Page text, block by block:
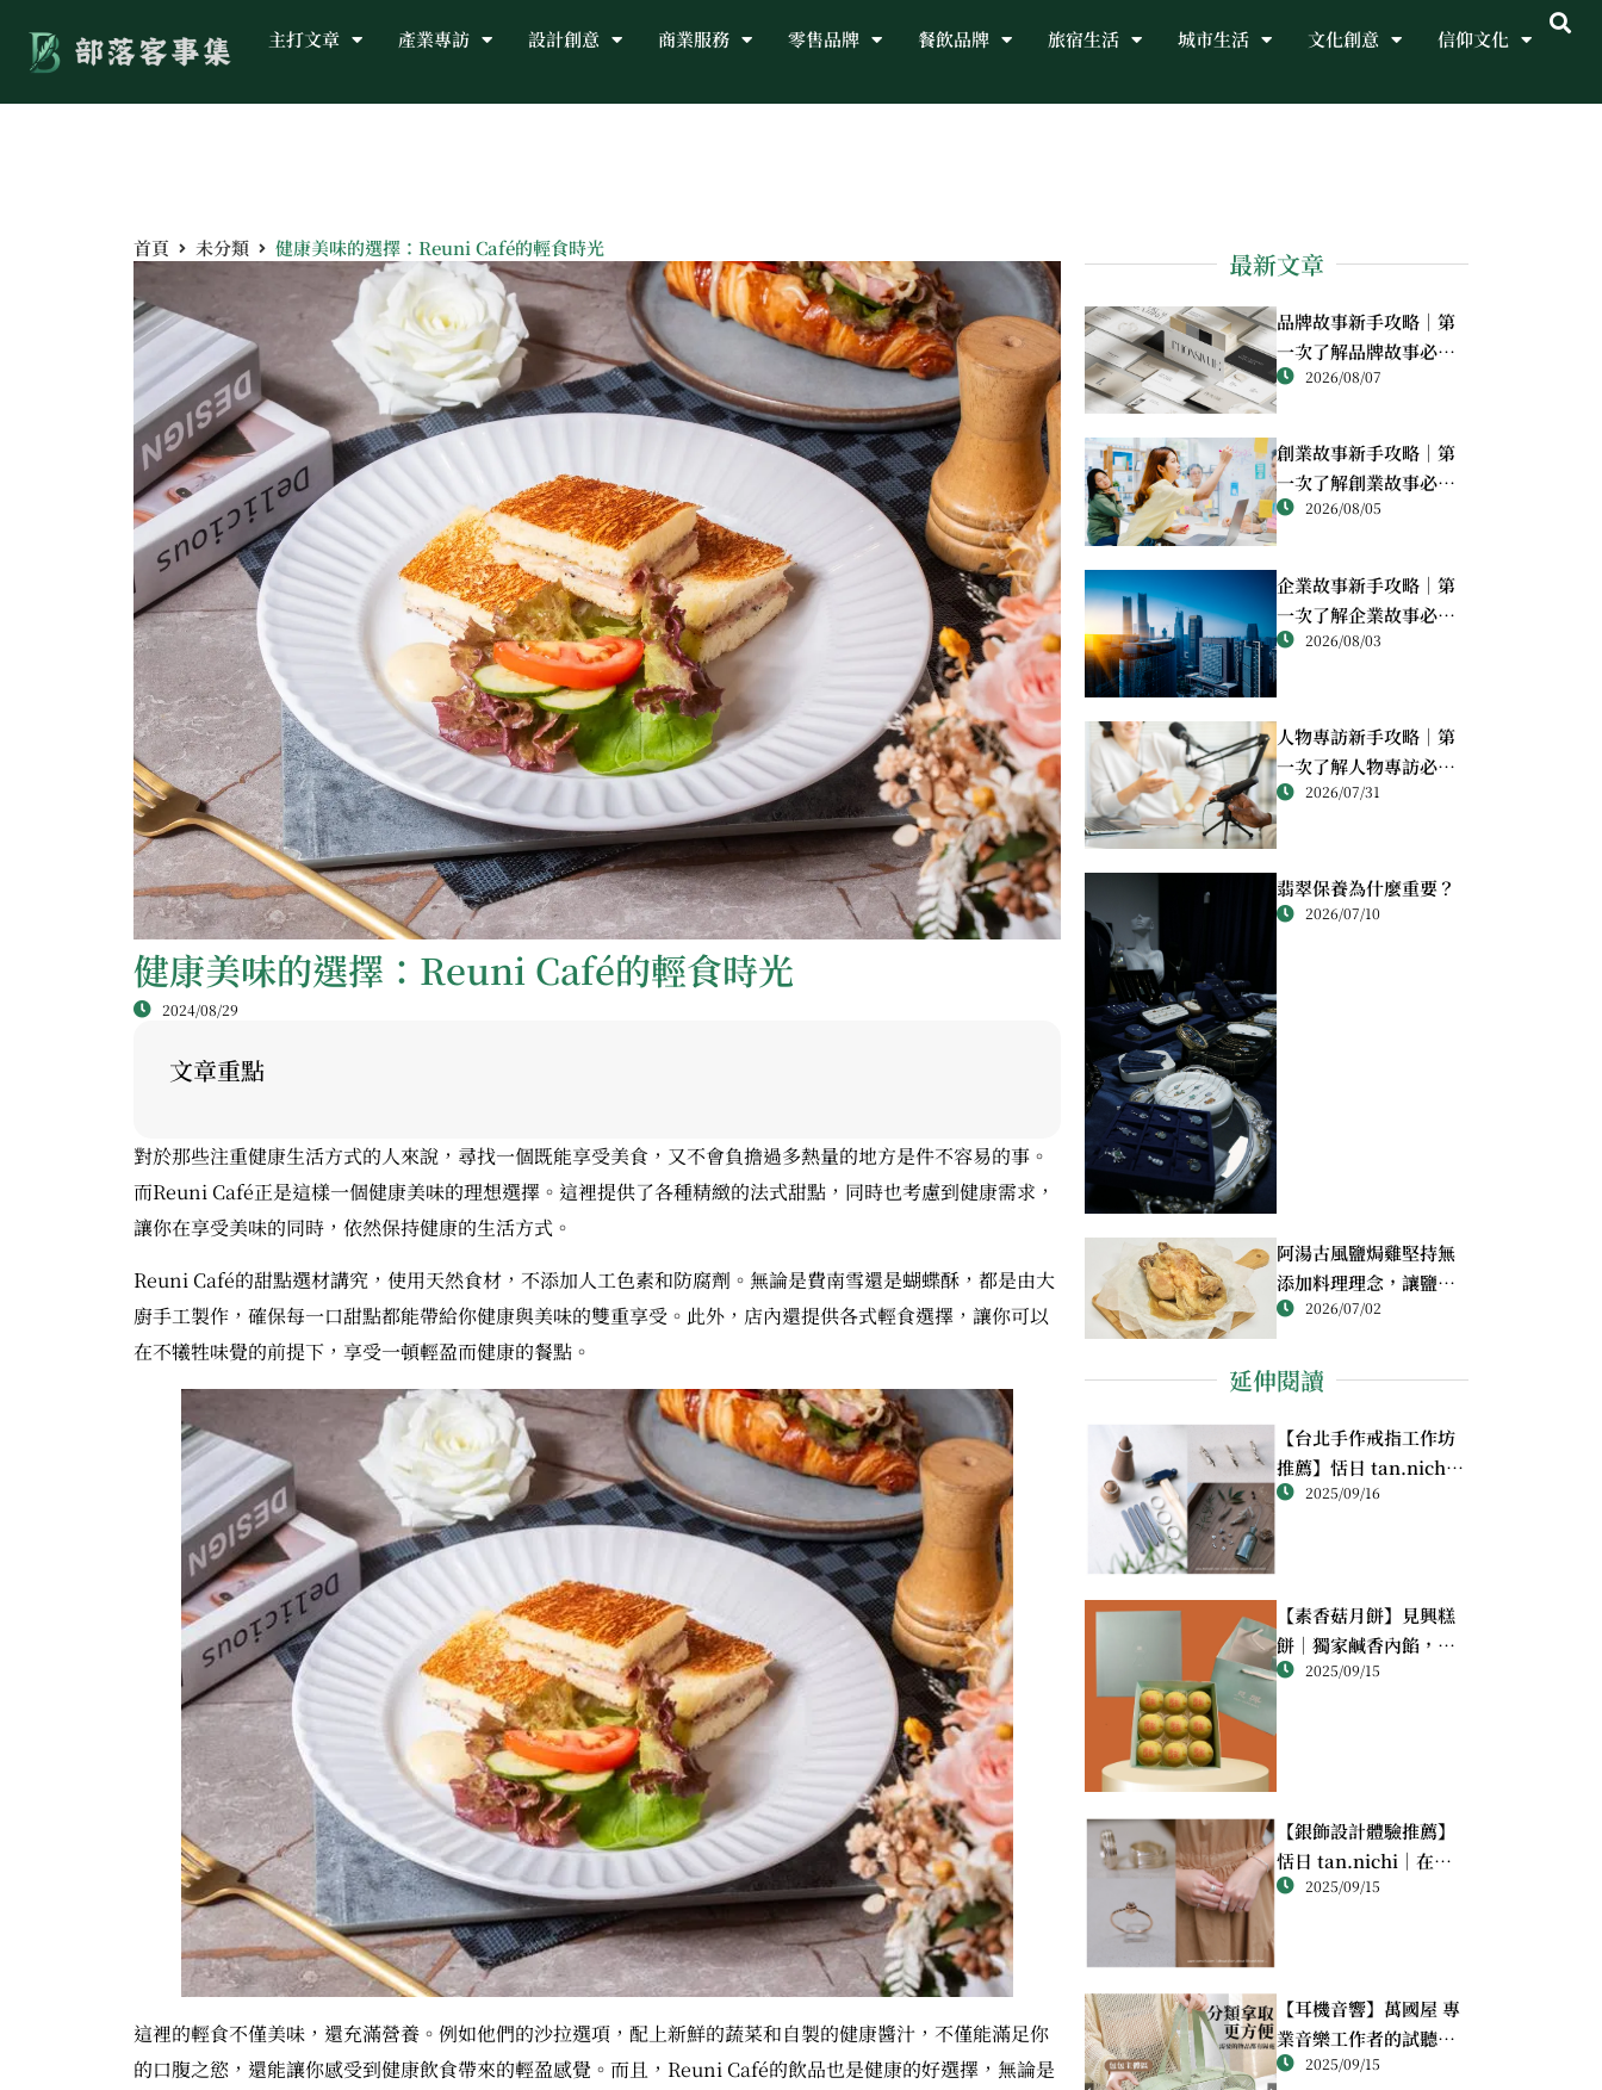
主打文章 產業專訪 設計創意 商業服務 零售品牌 餐飲品牌 旅宿生活 城市生活 文化創意 信仰文化
首頁 未分類 健康美味的選擇：Reuni Café的輕食時光
健康美味的選擇：Reuni Café的輕食時光
2024/08/29
文章重點
對於那些注重健康生活方式的人來說，尋找一個既能享受美食，又不會負擔過多熱量的地方是件不容易的事。
而Reuni Café正是這樣一個健康美味的理想選擇。這裡提供了各種精緻的法式甜點，同時也考慮到健康需求，
讓你在享受美味的同時，依然保持健康的生活方式。
Reuni Café的甜點選材講究，使用天然食材，不添加人工色素和防腐劑。無論是費南雪還是蝴蝶酥，都是由大
廚手工製作，確保每一口甜點都能帶給你健康與美味的雙重享受。此外，店內還提供各式輕食選擇，讓你可以
在不犧牲味覺的前提下，享受一頓輕盈而健康的餐點。
這裡的輕食不僅美味，還充滿營養。例如他們的沙拉選項，配上新鮮的蔬菜和自製的健康醬汁，不僅能滿足你
的口腹之慾，還能讓你感受到健康飲食帶來的輕盈感覺。而且，Reuni Café的飲品也是健康的好選擇，無論是
最新文章
品牌故事新手攻略｜第
一次了解品牌故事必讀
重點2026/08/07
創業故事新手攻略｜第
一次了解創業故事必讀
重點2026/08/05
企業故事新手攻略｜第
一次了解企業故事必讀
重點2026/08/03
人物專訪新手攻略｜第
一次了解人物專訪必讀
重點2026/07/31
翡翠保養為什麼重要？
2026/07/10
阿湯古風鹽焗雞堅持無
添加料理理念，讓鹽焗
雞回歸最純粹的風味
2026/07/02
延伸閱讀
【台北手作戒指工作坊
推薦】恬日 tan.nichi
純銀戒指體驗｜情侶・
2025/09/16
【素香菇月餅】見興糕
餅｜獨家鹹香內餡，顛
覆想像的幸福滋味
2025/09/15
【銀飾設計體驗推薦】
恬日 tan.nichi｜在萬
華靜巷，親手完成屬於
2025/09/15
【耳機音響】萬國屋 專
業音樂工作者的試聽心
得 2025/09/15